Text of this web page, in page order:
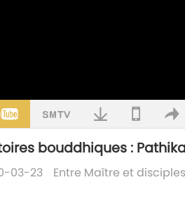
bouddhiques :
03-23 Entre Maître et disciples